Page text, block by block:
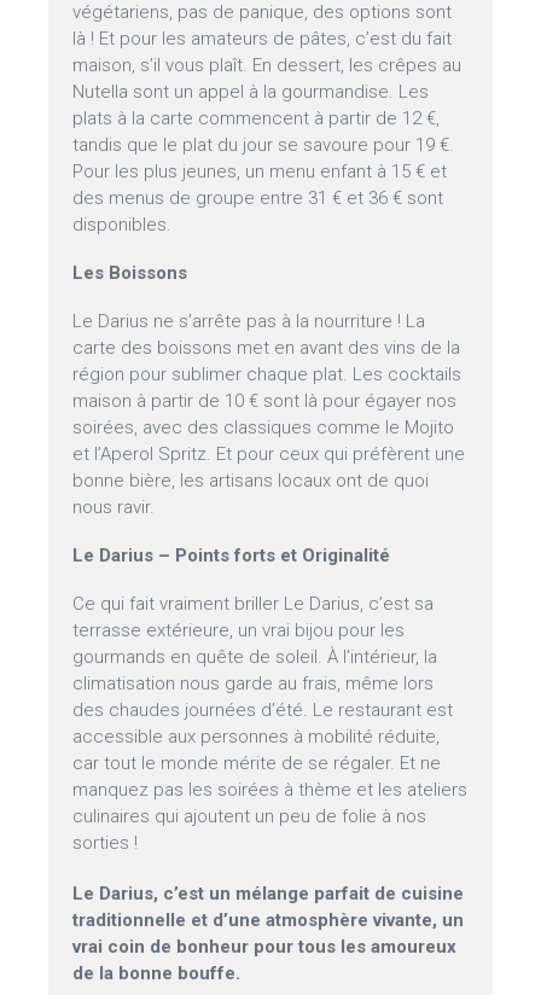
végétariens, pas de panique, des options sont
là ! Et pour les amateurs de pâtes, c’est du fait
maison, s’il vous plaît. En dessert, les crêpes au
Nutella sont un appel à la gourmandise. Les
plats à la carte commencent à partir de 12 €,
tandis que le plat du jour se savoure pour 19 €.
Pour les plus jeunes, un menu enfant à 15 € et
des menus de groupe entre 31 € et 36 € sont
disponibles.
Les Boissons
Le Darius ne s’arrête pas à la nourriture ! La
carte des boissons met en avant des vins de la
région pour sublimer chaque plat. Les cocktails
maison à partir de 10 € sont là pour égayer nos
soirées, avec des classiques comme le Mojito
et l’Aperol Spritz. Et pour ceux qui préfèrent une
bonne bière, les artisans locaux ont de quoi
nous ravir.
Le Darius – Points forts et Originalité
Ce qui fait vraiment briller Le Darius, c’est sa
terrasse extérieure, un vrai bijou pour les
gourmands en quête de soleil. À l’intérieur, la
climatisation nous garde au frais, même lors
des chaudes journées d’été. Le restaurant est
accessible aux personnes à mobilité réduite,
car tout le monde mérite de se régaler. Et ne
manquez pas les soirées à thème et les ateliers
culinaires qui ajoutent un peu de folie à nos
sorties !
Le Darius, c’est un mélange parfait de cuisine
traditionnelle et d’une atmosphère vivante, un
vrai coin de bonheur pour tous les amoureux
de la bonne bouffe.